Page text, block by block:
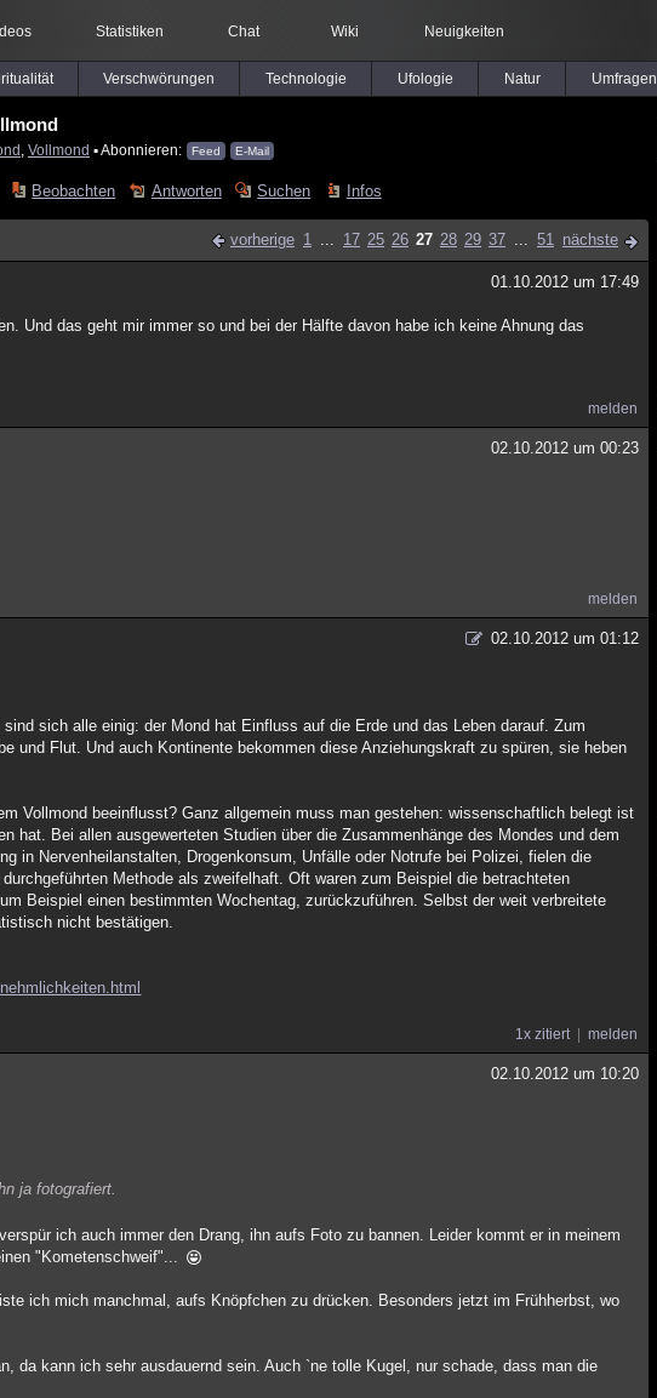
Statistiken Chat Wiki Neuigkeiten
Verschwörungen Technologie Ufologie Natur Umfragen
Vollmond ▪ Abonnieren: Feed E-Mail
Beobachten Antworten Suchen Infos
vorherige 1 ... 17 25 26 27 28 29 37 ... 51 nächste
01.10.2012 um 17:49
Und das geht mir immer so und bei der Hälfte davon habe ich keine Ahnung das
melden
02.10.2012 um 00:23
melden
02.10.2012 um 01:12
sich alle einig: der Mond hat Einfluss auf die Erde und das Leben darauf. Zum
und Flut. Und auch Kontinente bekommen diese Anziehungskraft zu spüren, sie heben
Vollmond beeinflusst? Ganz allgemein muss man gestehen: wissenschaftlich belegt ist
hat. Bei allen ausgewerteten Studien über die Zusammenhänge des Mondes und dem
in Nervenheilanstalten, Drogenkonsum, Unfälle oder Notrufe bei Polizei, fielen die
Methode als zweifelhaft. Oft waren zum Beispiel die betrachteten
Beispiel einen bestimmten Wochentag, zurückzuführen. Selbst der weit verbreitete
nicht bestätigen.
1x zitiert melden
02.10.2012 um 10:20
ja fotografiert.
ich auch immer den Drang, ihn aufs Foto zu bannen. Leider kommt er in meinem
"Kometenschweif"...
ich mich manchmal, aufs Knöpfchen zu drücken. Besonders jetzt im Frühherbst, wo
da kann ich sehr ausdauernd sein. Auch `ne tolle Kugel, nur schade, dass man die